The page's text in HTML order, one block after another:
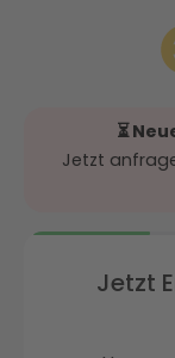
⏳
Jetzt